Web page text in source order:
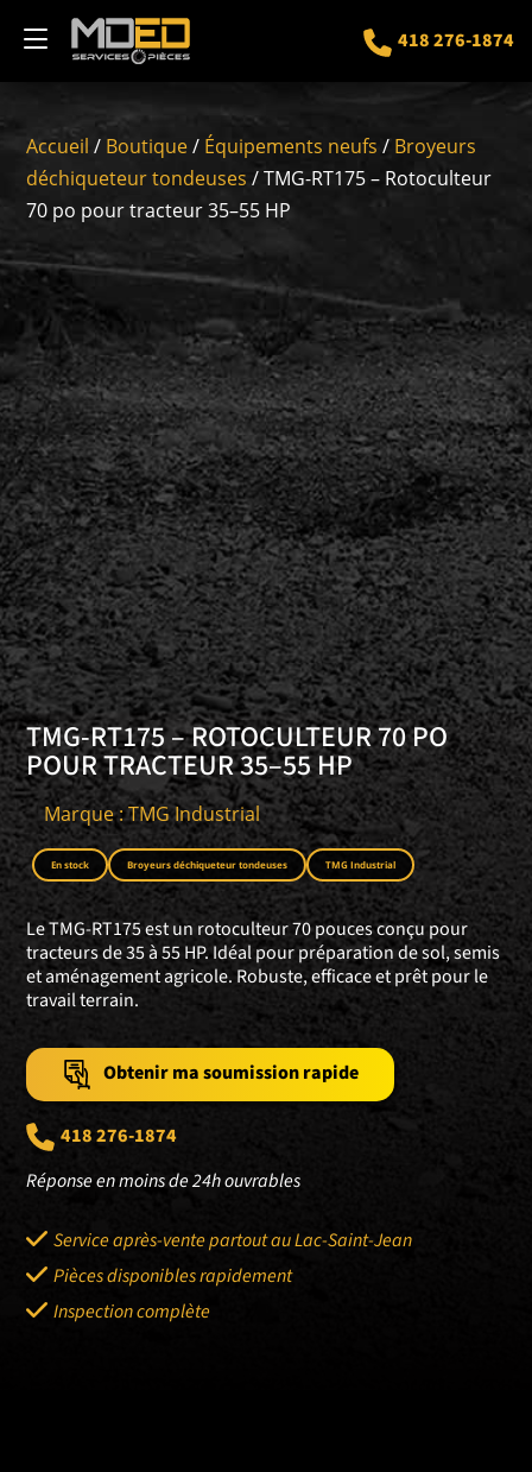
418 276-1874
Accueil / Boutique/ Équipements neufs / Broyeurs
déchiqueteur tondeuses / TMG-RT175 – Rotoculteur
70 po pour tracteur 35–55 HP
TMG-RT175 – ROTOCULTEUR 70 PO
POUR TRACTEUR 35–55 HP
Marque : TMG Industrial
En stock Broyeurs déchiqueteur tondeuses TMG Industrial
Le TMG-RT175 est un rotoculteur 70 pouces conçu pour
tracteurs de 35 à 55 HP. Idéal pour préparation de sol, semis
et aménagement agricole. Robuste, efficace et prêt pour le
travail terrain.
Obtenir ma soumission rapide
418 276-1874
Réponse en moins de 24h ouvrables
Service après-vente partout au Lac-Saint-Jean
Pièces disponibles rapidement
Inspection complète